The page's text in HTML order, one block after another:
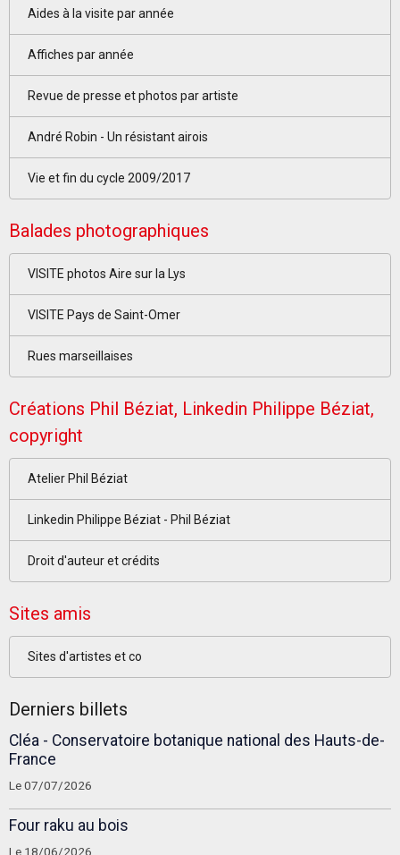
Aides à la visite par année
Affiches par année
Revue de presse et photos par artiste
André Robin - Un résistant airois
Vie et fin du cycle 2009/2017
Balades photographiques
VISITE photos Aire sur la Lys
VISITE Pays de Saint-Omer
Rues marseillaises
Créations Phil Béziat, Linkedin Philippe Béziat,
copyright
Atelier Phil Béziat
Linkedin Philippe Béziat - Phil Béziat
Droit d'auteur et crédits
Sites amis
Sites d'artistes et co
Derniers billets
Cléa - Conservatoire botanique national des Hauts-de-
France
Le 07/07/2026
Four raku au bois
Le 18/06/2026